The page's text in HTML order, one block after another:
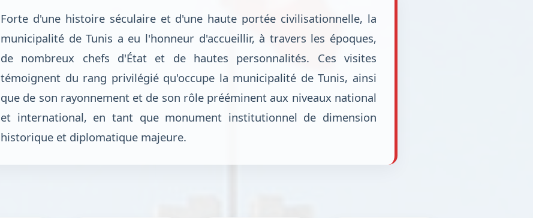
Forte d'une histoire séculaire et d'une haute portée civilisationnelle, la
municipalité de Tunis a eu l'honneur d'accueillir, à travers les époques,
de nombreux chefs d'État et de hautes personnalités. Ces visites
témoignent du rang privilégié qu'occupe la municipalité de Tunis, ainsi
que de son rayonnement et de son rôle prééminent aux niveaux national
et international, en tant que monument institutionnel de dimension
historique et diplomatique majeure.